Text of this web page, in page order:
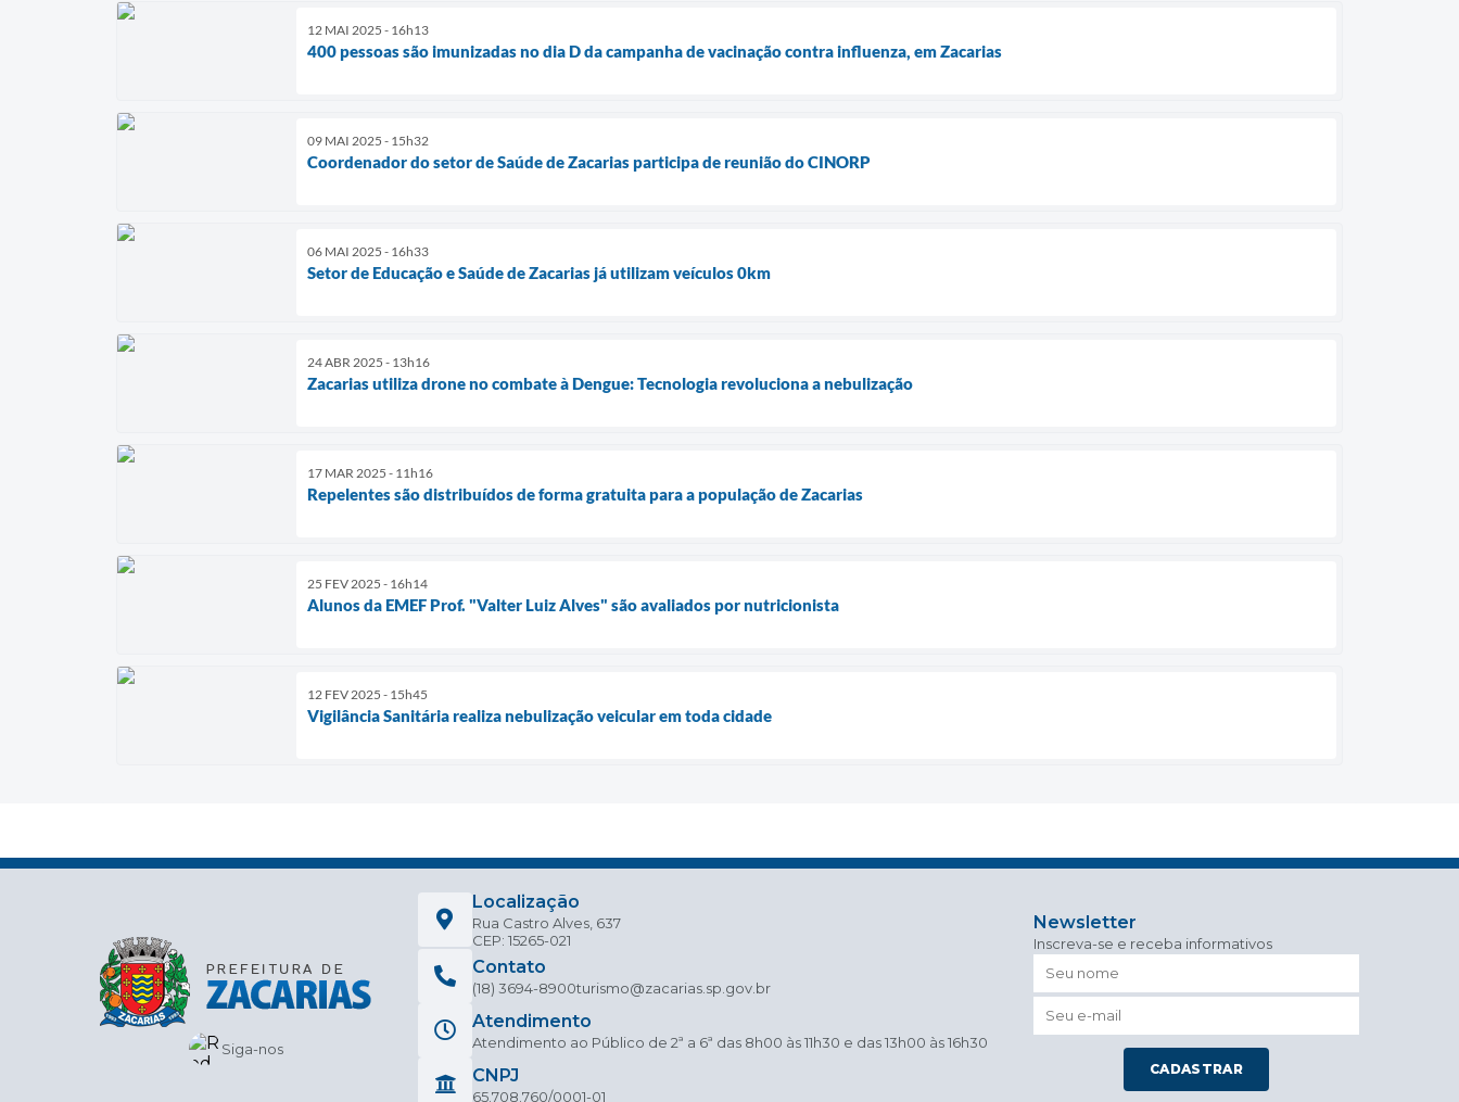
12 MAI 2025 - 16h13
400 pessoas são imunizadas no dia D da campanha de vacinação contra influenza, em Zacarias
09 MAI 2025 - 15h32
Coordenador do setor de Saúde de Zacarias participa de reunião do CINORP
06 MAI 2025 - 16h33
Setor de Educação e Saúde de Zacarias já utilizam veículos 0km
24 ABR 2025 - 13h16
Zacarias utiliza drone no combate à Dengue: Tecnologia revoluciona a nebulização
17 MAR 2025 - 11h16
Repelentes são distribuídos de forma gratuita para a população de Zacarias
25 FEV 2025 - 16h14
Alunos da EMEF Prof. "Valter Luiz Alves" são avaliados por nutricionista
12 FEV 2025 - 15h45
Vigilância Sanitária realiza nebulização veicular em toda cidade
Siga-nos
Localização
Rua Castro Alves, 637
CEP: 15265-021
Contato
(18) 3694-8900turismo@zacarias.sp.gov.br
Atendimento
Atendimento ao Público de 2ª a 6ª das 8h00 às 11h30 e das 13h00 às 16h30
CNPJ
65.708.760/0001-01
Newsletter
Inscreva-se e receba informativos
CADASTRAR